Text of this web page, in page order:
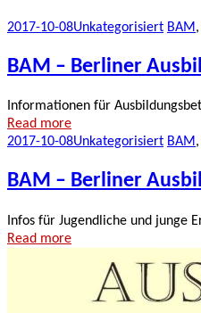
2017-10-08Unkategorisiert BAM,
BAM – Berliner
Informationen für
Read more
2017-10-08Unkategorisiert BAM,
BAM – Berliner
Infos für Jugendliche und junge
Read more